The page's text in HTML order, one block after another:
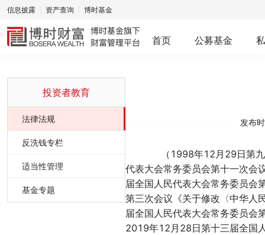
信息披露 资产查询 博时基金
首页 公募基金
投资者教育
法律法规
反洗钱专栏
适当性管理
基金专题
发布
（ 1998年12月 29日第
代表大会常务委员会第十一次会
届全国人民代表大会常务委员会
第三次会议《关于修改〈中华人
届全国人民代表大会常务委员会
2019年12月 28日第十三届全国